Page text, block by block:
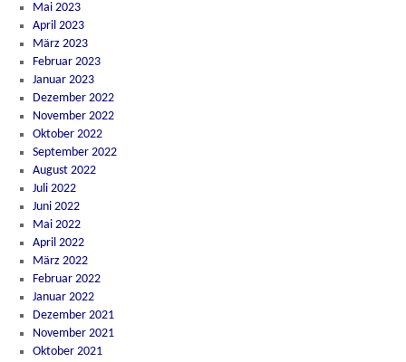
Mai 2023
April 2023
März 2023
Februar 2023
Januar 2023
Dezember 2022
November 2022
Oktober 2022
September 2022
August 2022
Juli 2022
Juni 2022
Mai 2022
April 2022
März 2022
Februar 2022
Januar 2022
Dezember 2021
November 2021
Oktober 2021